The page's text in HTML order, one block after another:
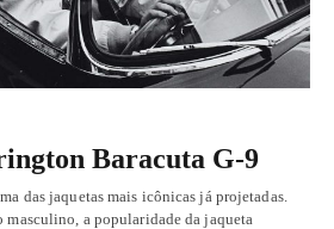
Baracuta G-9
das jaquetas mais icônicas já projetadas.
masculino, a popularidade da jaqueta